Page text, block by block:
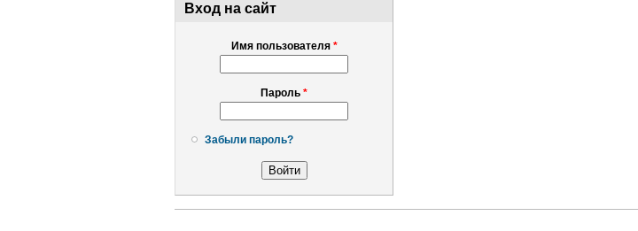
Вход на сайт
Имя пользователя *
Пароль *
Забыли пароль?